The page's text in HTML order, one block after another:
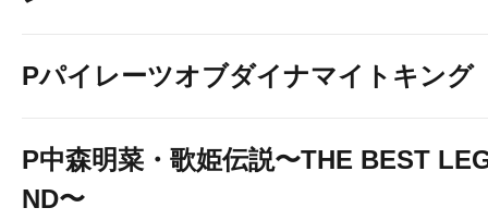
Pパイレーツオブダイナマイトキング
P中森明菜・歌姫伝説〜THE BEST
ND〜